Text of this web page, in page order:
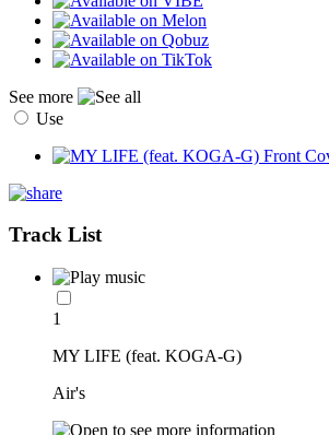
See more
Use
Track List
1
MY LIFE (feat. KOGA-G)
Air's